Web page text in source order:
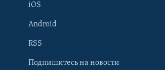
Learning English
iOS
Android
RSS
Подпишитесь на новости